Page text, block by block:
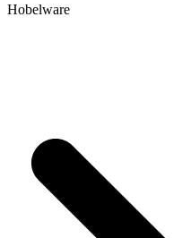
Hobelware